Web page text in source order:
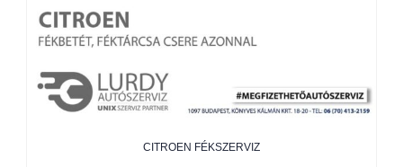
CITROEN FÉKSZERVIZ